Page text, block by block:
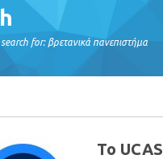
for: βρετανικά πανεπιστήμα
Το UCAS